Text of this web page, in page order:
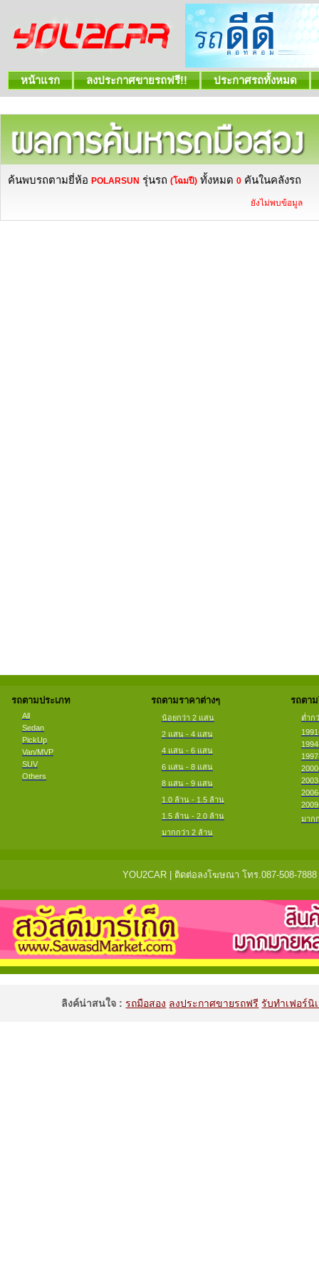
หน้าแรก ลงประกาศขายรถฟรี!! ประกาศรถทั้งหมด
ค้นพบรถตามยี่ห้อ POLARSUN รุ่นรถ (โฉมปี) ทั้งหมด 0 คันในคลังรถ
ยังไม่พบข้อมูล
รถตามประเภท
All
Sedan
PickUp
Van/MVP
SUV
Others
รถตามราคาต่างๆ
น้อยกว่า 2 แสน
2 แสน - 4 แสน
4 แสน - 6 แสน
6 แสน - 8 แสน
8 แสน - 9 แสน
1.0 ล้าน - 1.5 ล้าน
1.5 ล้าน - 2.0 ล้าน
มากกว่า 2 ล้าน
รถตา
ต่ำก
มาก
YOU2CAR | ติดต่อลงโฆษณา โทร.087-508-
ลิงค์น่าสนใจ :รถมือสอง ลงประกาศขายรถฟรี รับทำเฟอร์นิ